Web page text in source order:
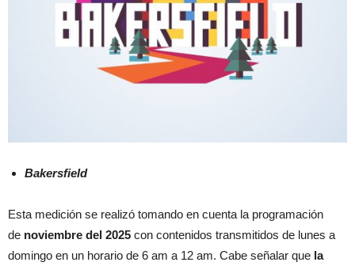
Bakersfield
Esta medición se realizó tomando en cuenta la programación
de noviembre del 2025 con contenidos transmitidos de lunes a
domingo en un horario de 6 am a 12 am. Cabe señalar que la